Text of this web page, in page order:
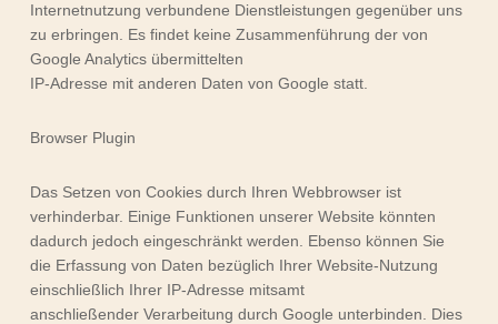
Internetnutzung verbundene Dienstleistungen gegenüber uns
zu erbringen. Es findet keine Zusammenführung der von
Google Analytics übermittelten
IP-Adresse mit anderen Daten von Google statt.
Browser Plugin
Das Setzen von Cookies durch Ihren Webbrowser ist
verhinderbar. Einige Funktionen unserer Website könnten
dadurch jedoch eingeschränkt werden. Ebenso können Sie
die Erfassung von Daten bezüglich Ihrer Website-Nutzung
einschließlich Ihrer IP-Adresse mitsamt
anschließender Verarbeitung durch Google unterbinden. Dies